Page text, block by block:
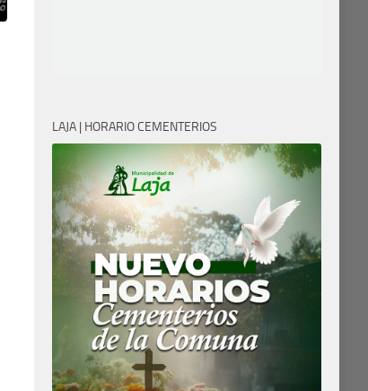
LAJA | HORARIO CEMENTERIOS